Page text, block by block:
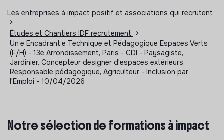
Les entreprises à impact positif et associations qui recrutent
>
Études et Chantiers IDF recrutement
>
Un·e Encadrant·e Technique et Pédagogique Espaces Verts
(F/H) - 13e Arrondissement, Paris - CDI - Paysagiste,
Jardinier, Concepteur designer d'espaces extérieurs,
Responsable pédagogique, Agriculteur - Inclusion par
l'Emploi - 10/04/2026
Notre sélection de formations à impact